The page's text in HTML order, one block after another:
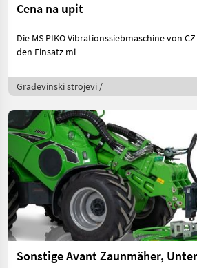
Cena na upit
Die MS PIKO Vibrationssiebmaschine von
den Einsatz mi
Građevinski strojevi /
Sonstige Avant Zaunmäher,